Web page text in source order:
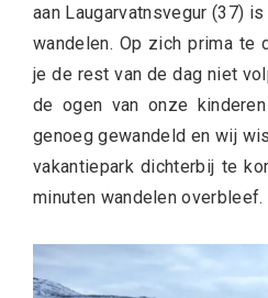
aan Laugarvatnsvegur (37)
wandelen. Op zich prima te
je de rest van de dag niet
de ogen van onze
genoeg gewandeld en wij
vakantiepark dichterbij te
minuten wandelen overbleef.